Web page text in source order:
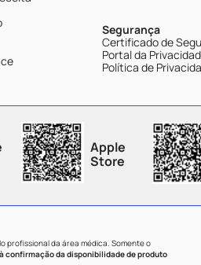
Segurança
Certificado de
Portal da
Política de
Apple
Store
profissional da área médica. Somente o
confirmação da disponibilidade de produto